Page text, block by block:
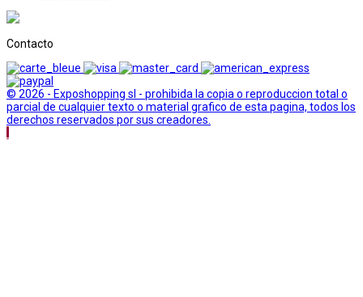
Contacto
© 2026 - Exposhopping sl - prohibida la copia o reproduccion total o
parcial de cualquier texto o material grafico de esta pagina, todos los
derechos reservados por sus creadores.